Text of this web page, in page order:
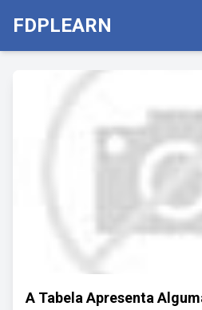
FDPLEARN
A Tabela Apresenta